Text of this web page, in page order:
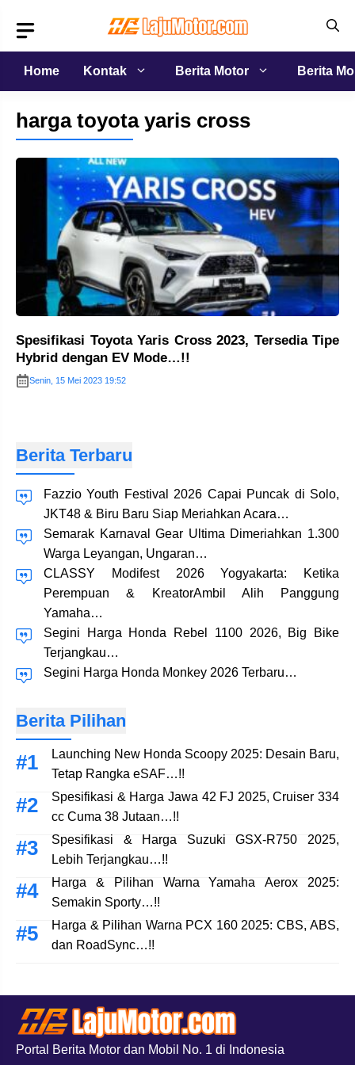
isi
Home
Kontak Berita Motor Berita
harga toyota yaris cross
Spesifikasi Toyota Yaris Cross 2023, Tersedia Tipe
Hybrid dengan EV Mode…!!
Senin, 15 Mei 2023 19:52
Berita Terbaru
Fazzio Youth Festival 2026 Capai Puncak di Solo,
JKT48 & Biru Baru Siap Meriahkan Acara…
Semarak Karnaval Gear Ultima Dimeriahkan 1.300
Warga Leyangan, Ungaran…
CLASSY Modifest 2026 Yogyakarta: Ketika
Perempuan & KreatorAmbil Alih Panggung
Yamaha…
Segini Harga Honda Rebel 1100 2026, Big Bike
Terjangkau…
Segini Harga Honda Monkey 2026 Terbaru…
Berita Pilihan
Launching New Honda Scoopy 2025: Desain Baru,
Tetap Rangka eSAF…!!
Spesifikasi & Harga Jawa 42 FJ 2025, Cruiser 334
cc Cuma 38 Jutaan…!!
Spesifikasi & Harga Suzuki GSX-R750 2025,
Lebih Terjangkau…!!
Harga & Pilihan Warna Yamaha Aerox 2025:
Semakin Sporty…!!
Harga & Pilihan Warna PCX 160 2025: CBS, ABS,
dan RoadSync…!!
Portal Berita Motor dan Mobil No. 1 di Indonesia